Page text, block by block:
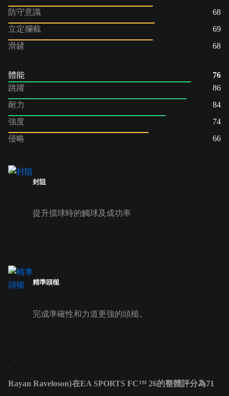
防守意識
68
立定攔截
69
滑鏟
68
體能
76
跳躍
86
耐力
84
強度
74
侵略
66
封阻
提升擋球時的觸球及成功率
精準頭槌
完成準確性和力道更強的頭槌。
Rayan Raveloson}在EA SPORTS FC™ 26的整體評分為71